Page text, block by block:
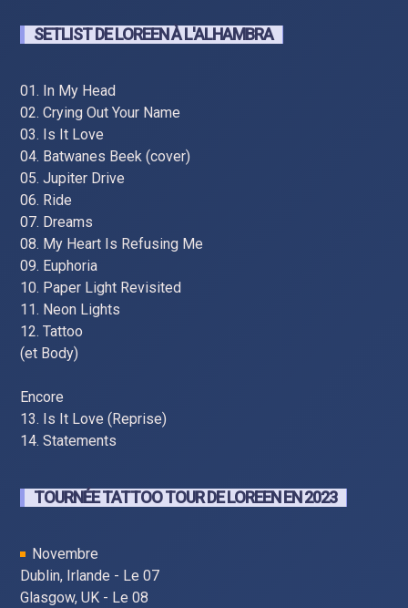
SETLIST DE LOREEN À L'ALHAMBRA
01. In My Head
02. Crying Out Your Name
03. Is It Love
04. Batwanes Beek (cover)
05. Jupiter Drive
06. Ride
07. Dreams
08. My Heart Is Refusing Me
09. Euphoria
10. Paper Light Revisited
11. Neon Lights
12. Tattoo
(et Body)
Encore
13. Is It Love (Reprise)
14. Statements
TOURNÉE TATTOO TOUR DE LOREEN EN 2023
Novembre
Dublin, Irlande - Le 07
Glasgow, UK - Le 08